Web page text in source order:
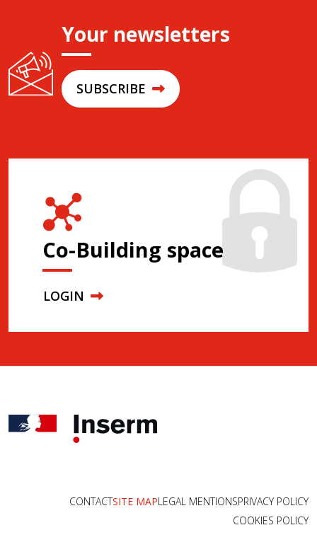
Your newsletters
SUBSCRIBE
Co-Building space
LOGIN
CONTACTSITE MAPLEGAL MENTIONSPRIVACY POLICY
COOKIES POLICY